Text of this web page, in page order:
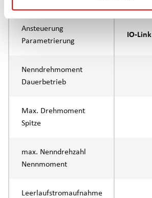
Ansteuerung
Parametrierung
IO-Link
Nenndrehmoment
Dauerbetrieb
Max. Drehmoment
Spitze
max. Nenndrehzahl
Nennmoment
Leerlaufstromaufnahme